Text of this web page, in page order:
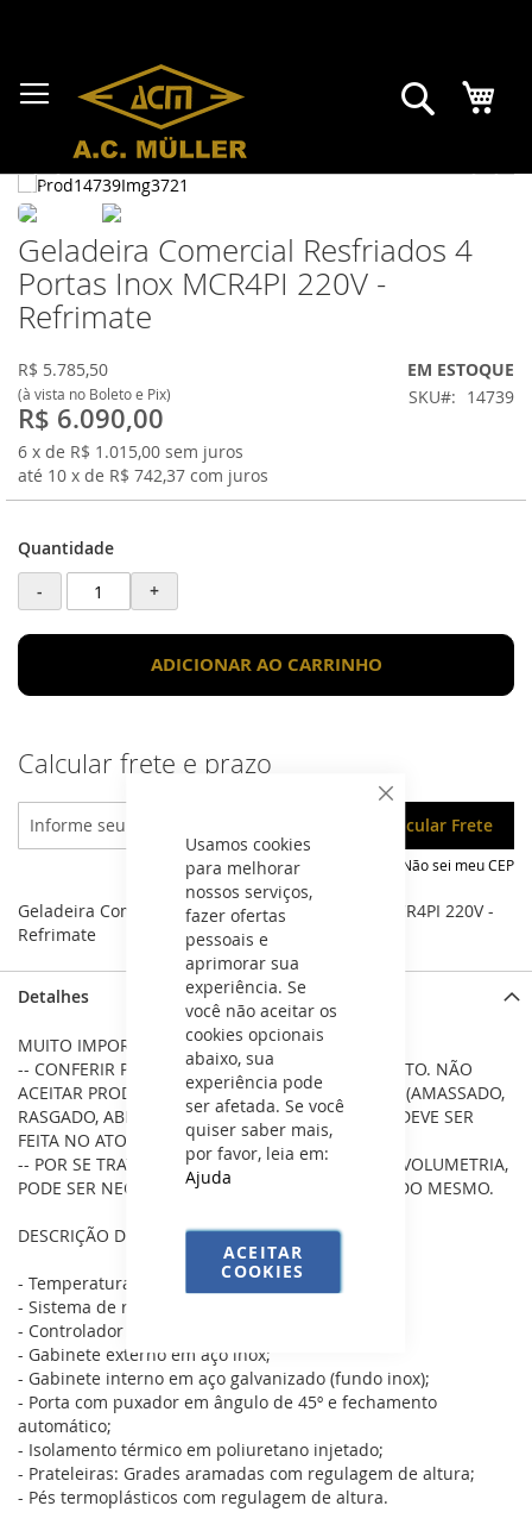
Fechar
Usamos cookies
para melhorar
nossos serviços,
fazer ofertas
pessoais e
aprimorar sua
experiência. Se
você não aceitar os
cookies opcionais
abaixo, sua
experiência pode
ser afetada. Se você
quiser saber mais,
por favor, leia em:
Ajuda
ACEITAR
COOKIES
conteúdo
Pesquisa
Geladeira Comercial Resfriados 4
Portas Inox MCR4PI 220V -
Refrimate
R$ 5.785,50
(à vista no Boleto e Pix)
R$ 6.090,00
6 x de R$ 1.015,00 sem juros
até 10 x de R$ 742,37 com juros
EM ESTOQUE
SKU
14739
Quantidade
-
+
ADICIONAR AO CARRINHO
Calcular frete e prazo
Não sei meu CEP
Geladeira Comercial Resfriados 4 Portas Inox MCR4PI 220V -
Refrimate
Detalhes
MUITO IMPORTANTE:
-- CONFERIR PRODUTOS NO ATO DO RECEBIMENTO. NÃO
ACEITAR PRODUTOS COM EMBALAGEM VIOLADA (AMASSADO,
RASGADO, ABERTO, QUEBRADO, ETC), A RECUSA DEVE SER
FEITA NO ATO.
-- POR SE TRATAR DE UM PRODUTO DE GRANDE VOLUMETRIA,
PODE SER NECESSÁRIO A AJUDA NA DESCARGA DO MESMO.
DESCRIÇÃO DO PRODUTO:
- Temperatura: 0ºC a 7ºC;
- Sistema de refrigeração: Ar forçado;
- Controlador digital de temperatura;
- Gabinete externo em aço inox;
- Gabinete interno em aço galvanizado (fundo inox);
- Porta com puxador em ângulo de 45º e fechamento
automático;
- Isolamento térmico em poliuretano injetado;
- Prateleiras: Grades aramadas com regulagem de altura;
- Pés termoplásticos com regulagem de altura.